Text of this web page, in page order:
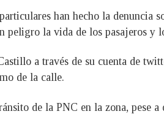
han hecho la
peligro la vida de los pasajeros y
a través de su cuenta de
de la calle.
de la PNC en la zona, pese